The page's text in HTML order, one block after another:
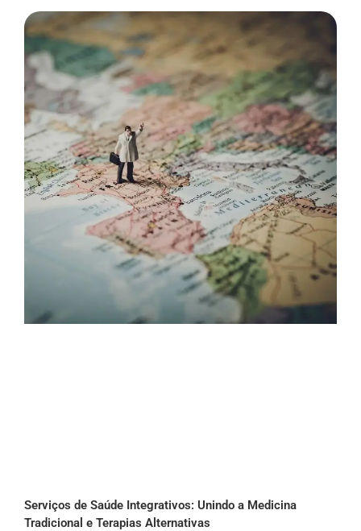
Serviços de Saúde Integrativos: Unindo a Medicina
Tradicional e Terapias Alternativas